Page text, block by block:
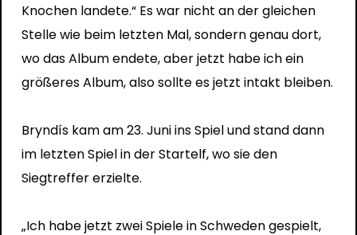
Knochen landete.“ Es war nicht an der gleichen
Stelle wie beim letzten Mal, sondern genau dort,
wo das Album endete, aber jetzt habe ich ein
größeres Album, also sollte es jetzt intakt bleiben.
Bryndís kam am 23. Juni ins Spiel und stand dann
im letzten Spiel in der Startelf, wo sie den
Siegtreffer erzielte.
„Ich habe jetzt zwei Spiele in Schweden gespielt,